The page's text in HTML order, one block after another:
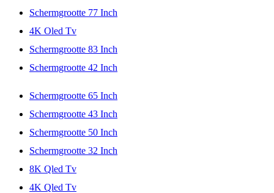
Schermgrootte 77 Inch
4K Oled Tv
Schermgrootte 83 Inch
Schermgrootte 42 Inch
Schermgrootte 65 Inch
Schermgrootte 43 Inch
Schermgrootte 50 Inch
Schermgrootte 32 Inch
8K Qled Tv
4K Qled Tv